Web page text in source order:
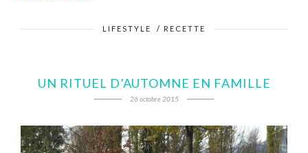
LIFESTYLE / RECETTE
UN RITUEL D’AUTOMNE EN FAMILLE
26 octobre 2015